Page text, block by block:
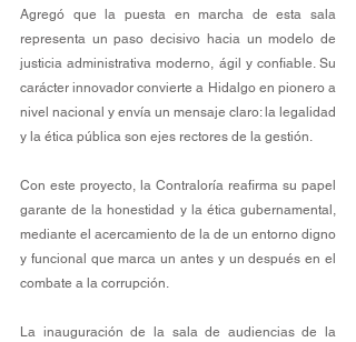
Agregó que la puesta en marcha de esta sala
representa un paso decisivo hacia un modelo de
justicia administrativa moderno, ágil y confiable. Su
carácter innovador convierte a Hidalgo en pionero a
nivel nacional y envía un mensaje claro: la legalidad
y la ética pública son ejes rectores de la gestión.
Con este proyecto, la Contraloría reafirma su papel
garante de la honestidad y la ética gubernamental,
mediante el acercamiento de la de un entorno digno
y funcional que marca un antes y un después en el
combate a la corrupción.
La inauguración de la sala de audiencias de la